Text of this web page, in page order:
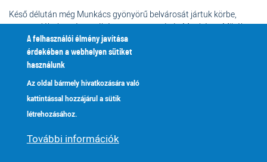
Késő délután még Munkács gyönyörű belvárosát jártuk körbe,
megcsodáltuk a város néhány nevezetességét: Munkácsy Mihály
szülőházának helyét, a Rákóczy-kastélyt, a városházát, fontosabb
szobrokat (pl. a kéményseprőt), főbb tereit és még a római katolikus
templomot is volt szerencsénk megnézni. A várat az ezt követő nap
Ez után az irányt a szállás felé vettük, Karácsfalvára, ahol egy
finom vacsora után pihenhettünk. Sport illetve egyéb szórakozási
időt. Mindezek után boldogan tértünk nyugovóra.
A felhasználói élmény javítása
érdekében a webhelyen sütiket
használunk
Az oldal bármely hivatkozására való
kattintással hozzájárul a sütik
létrehozásához.
További információk